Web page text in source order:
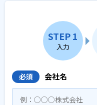
STEP 1
入力
必須 会社名